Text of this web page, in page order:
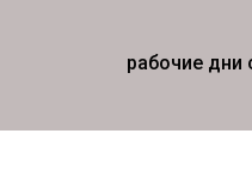
рабочие дни